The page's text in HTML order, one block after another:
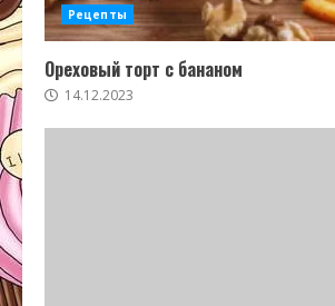
Рецепты
Ореховый торт с бананом
14.12.2023